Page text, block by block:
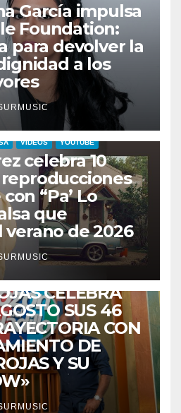
García impulsa
Foundation:
para devolver la
a los
VIDEOS YOUTUBE
celebra 10
“Pa’ Lo
que
de 2026
TALENTO ZULIANO
CASA:
CELEBRA
SUS 46
CON
DE
Y SU